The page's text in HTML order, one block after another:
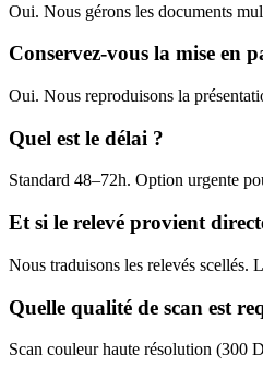
Oui. Nous gérons les documents
Conservez-vous la mise en
Oui. Nous reproduisons la
Quel est le délai ?
Standard 48–72h. Option urgente
Et si le relevé provient
Nous traduisons les relevés scellés.
Quelle qualité de scan est
Scan couleur haute résolution (300